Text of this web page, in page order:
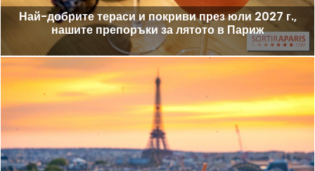
Най-добрите тераси и покриви през юли 2027 г.,
нашите препоръки за лятото в Париж